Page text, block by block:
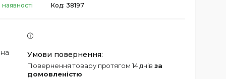
Код: 38197
повернення товару протягом 14 днів за
домовленістю